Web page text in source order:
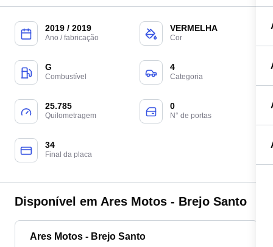
2019 / 2019
Ano / fabricação
VERMELHA
Cor
G
Combustível
4
Categoria
25.785
Quilometragem
0
N° de portas
34
Final da placa
Disponível em Ares Motos - Brejo Santo
Ares Motos - Brejo Santo